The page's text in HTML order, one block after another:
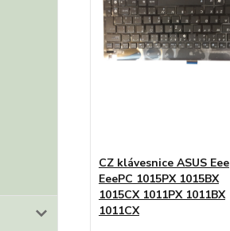
CZ klávesnice ASUS Eee
EeePC 1015PX 1015BX
1015CX 1011PX 1011BX
1011CX